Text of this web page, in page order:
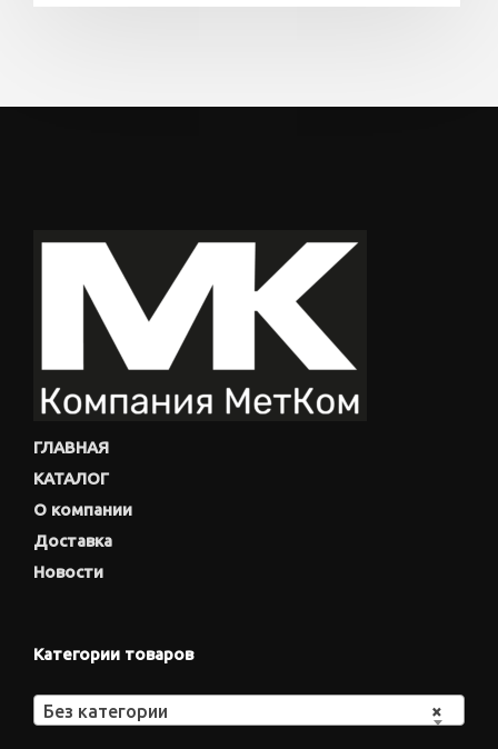
ГЛАВНАЯ
КАТАЛОГ
О компании
Доставка
Новости
Категории товаров
×
Без категории